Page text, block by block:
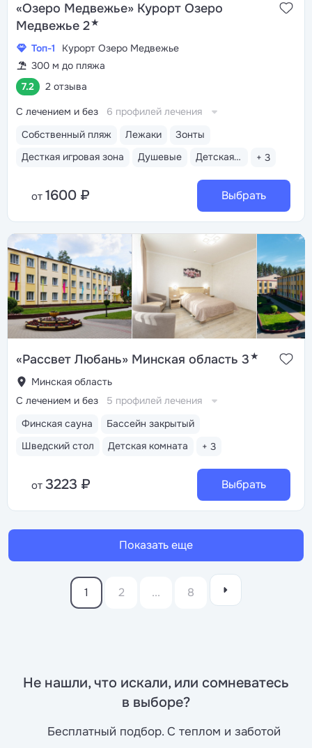
«Озеро Медвежье» Курорт Озеро
Медвежье 2★
Топ-1
Курорт Озеро Медвежье
300 м до пляжа
7.2
2 отзыва
Собственный пляж Лежаки
Зонты
Десткая игровая зона
Душевые Детская площадка на пляже + 3
С лечением и без 6 профилей лечения
от 1600 ₽ Выбрать
«Рассвет Любань» Минская область 3★
Минская область
Финская сауна
Бассейн закрытый
Шведский стол
Детская комната + 3
С лечением и без 5 профилей лечения
от 3223 ₽ Выбрать
Показать еще
1 2 ... 8
Не нашли, что искали, или сомневатесь
в выборе?
Бесплатный подбор. С теплом и заботой